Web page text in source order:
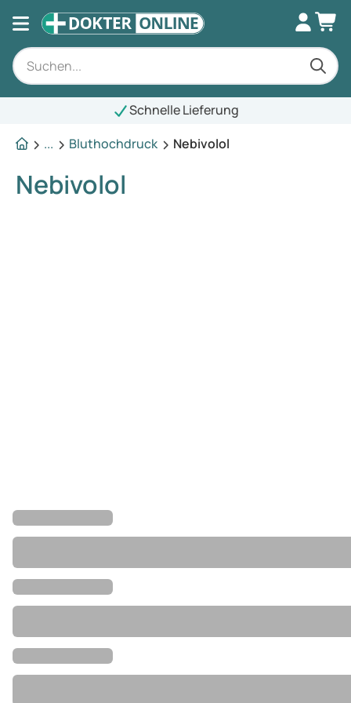
Schnelle Lieferung
...
Bluthochdruck Nebivolol
Nebivolol